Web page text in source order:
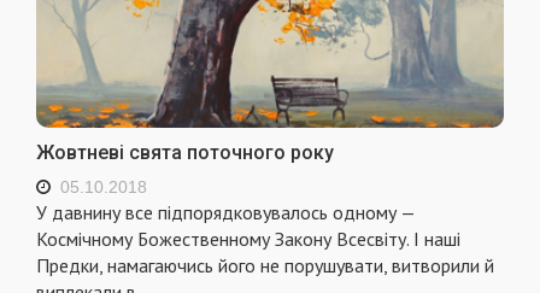
Жовтневі свята поточного року
05.10.2018
У давнину все підпорядковувалось одному —
Космічному Божественному Закону Всесвіту. І наші
Предки, намагаючись його не порушувати, витворили й